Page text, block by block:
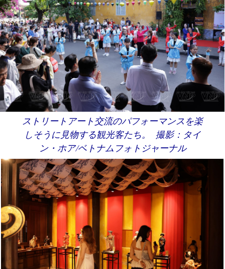
ストリートアート交流のパフォーマンスを楽
しそうに見物する観光客たち。 撮影：タイ
ン・ホア/ベトナムフォトジャーナル